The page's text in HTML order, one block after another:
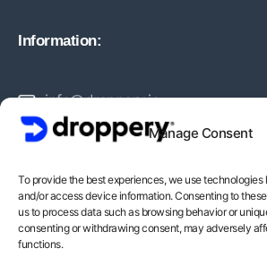
Manage Consent
To provide the best experiences, we use technologies
and/or access device information. Consenting to
us to process data such as browsing behavior or
consenting or withdrawing consent, may adversely
functions.
Information:
info@droppery.io
Vossiusstraat 20-2
1071AD Amsterdam